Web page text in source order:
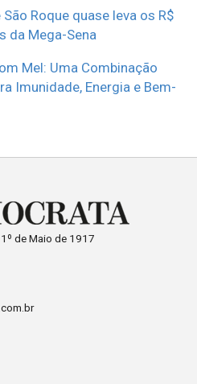
Roque quase leva os R$
da Mega-Sena
Mel: Uma Combinação
Imunidade, Energia e Bem-
de Maio de 1917